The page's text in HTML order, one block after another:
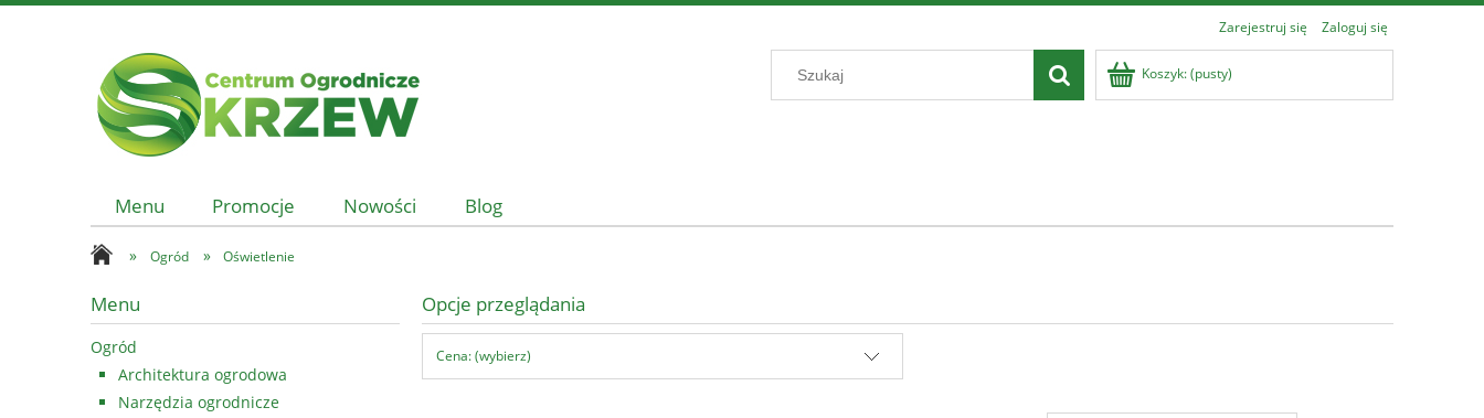
Zarejestruj się Zaloguj się
Koszyk:(pusty)
Menu Promocje Nowości Blog
» Ogród » Oświetlenie
Menu
Ogród
Architektura ogrodowa
Narzędzia ogrodnicze
Opcje przeglądania
Cena: (wybierz)